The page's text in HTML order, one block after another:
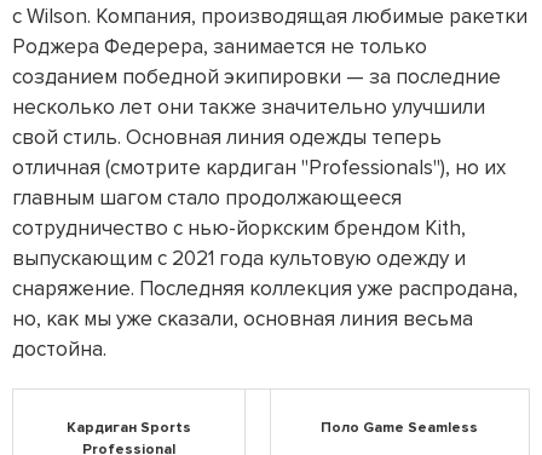
с Wilson. Компания, производящая любимые ракетки
Роджера Федерера, занимается не только
созданием победной экипировки — за последние
несколько лет они также значительно улучшили
свой стиль. Основная линия одежды теперь
отличная (смотрите кардиган "Professionals"), но их
главным шагом стало продолжающееся
сотрудничество с нью-йоркским брендом Kith,
выпускающим с 2021 года культовую одежду и
снаряжение. Последняя коллекция уже распродана,
но, как мы уже сказали, основная линия весьма
достойна.
Кардиган Sports
Professional
Поло Game Seamless